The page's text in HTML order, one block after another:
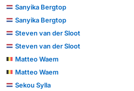
Sanyika Bergtop
Sanyika Bergtop
Steven van der Sloot
Steven van der Sloot
Matteo Waem
Matteo Waem
Sekou Sylla